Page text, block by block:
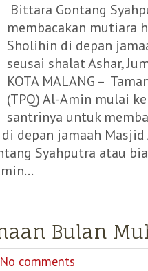
Bittara Gontang
membacakan mutiara
Sholihin di depan
seusai shalat Ashar,
KOTA MALANG –
(TPQ) Al-Amin mulai
santrinya untuk
depan jamaah Masjid
Syahputra atau
Bulan
No comments